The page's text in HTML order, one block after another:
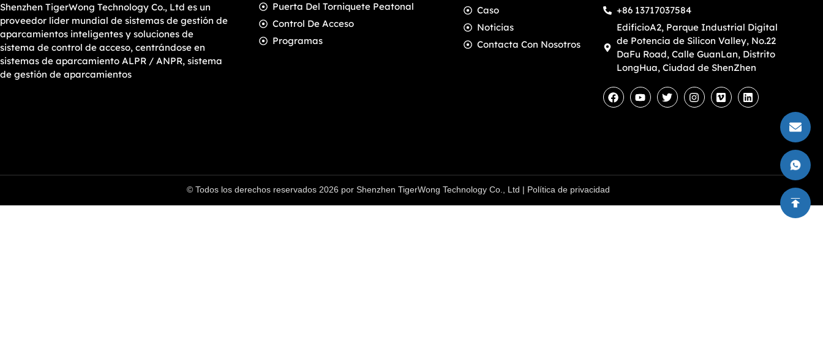
Shenzhen TigerWong Technology Co., Ltd es un
proveedor líder mundial de sistemas de gestión de
aparcamientos inteligentes y soluciones de
sistema de control de acceso, centrándose en
sistemas de aparcamiento ALPR / ANPR, sistema
de gestión de aparcamientos
Puerta Del Torniquete Peatonal
Control De Acceso
Programas
Caso
Noticias
Contacta Con Nosotros
+86 13717037584
EdificioA2, Parque Industrial Digital
de Potencia de Silicon Valley, No.22
DaFu Road, Calle GuanLan, Distrito
LongHua, Ciudad de ShenZhen
© Todos los derechos reservados 2026 por Shenzhen TigerWong Technology Co., Ltd | Política de privacidad